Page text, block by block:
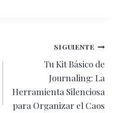
SIGUIENTE
Tu Kit Básico de
Journaling: La
Herramienta Silenciosa
para Organizar el Caos